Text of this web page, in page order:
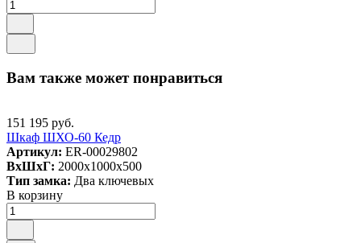
Вам также может понравиться
151 195 руб.
Шкаф ШХО-60 Кедр
Артикул: ER-00029802
ВxШxГ: 2000x1000x500
Тип замка: Два ключевых
В корзину